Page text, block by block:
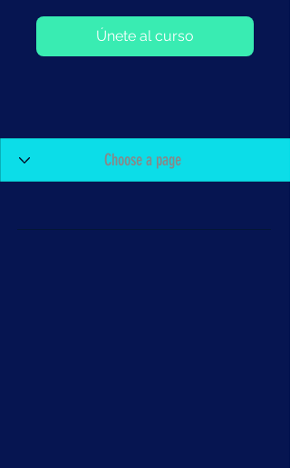
Únete al curso